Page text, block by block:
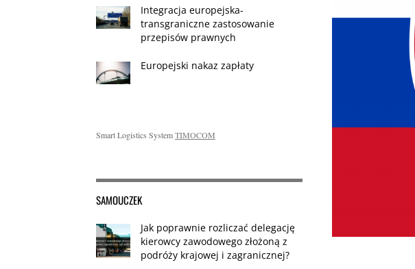
Integracja europejska-
transgraniczne zastosowanie
przepisów prawnych
Europejski nakaz zapłaty
Smart Logistics SystemTIMOCOM
SAMOUCZEK
Jak poprawnie rozliczać delegację
kierowcy zawodowego złożoną z
podróży krajowej i zagranicznej?